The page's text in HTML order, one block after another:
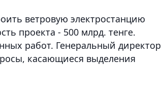
ветровую электростанцию
проекта - 500 млрд. тенге.
работ. Генеральный директор
касающиеся выделения